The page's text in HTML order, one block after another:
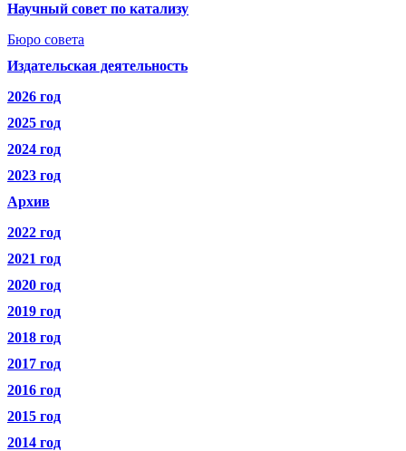
Научный совет по катализу
Бюро совета
Издательская деятельность
2026 год
2025 год
2024 год
2023 год
Архив
2022 год
2021 год
2020 год
2019 год
2018 год
2017 год
2016 год
2015 год
2014 год